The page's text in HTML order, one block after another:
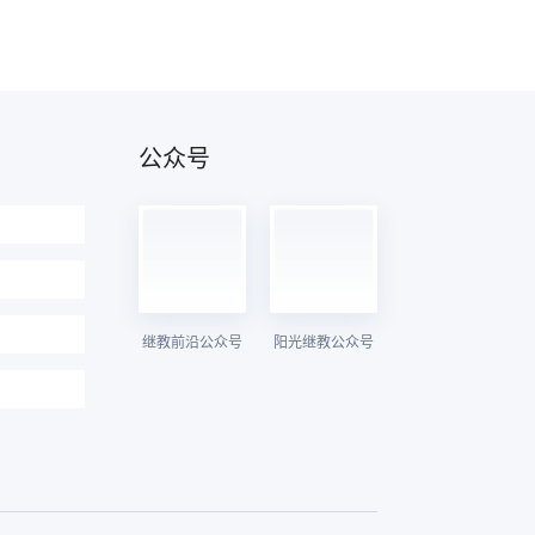
公众号
继教前沿公众号 阳光继教公众号